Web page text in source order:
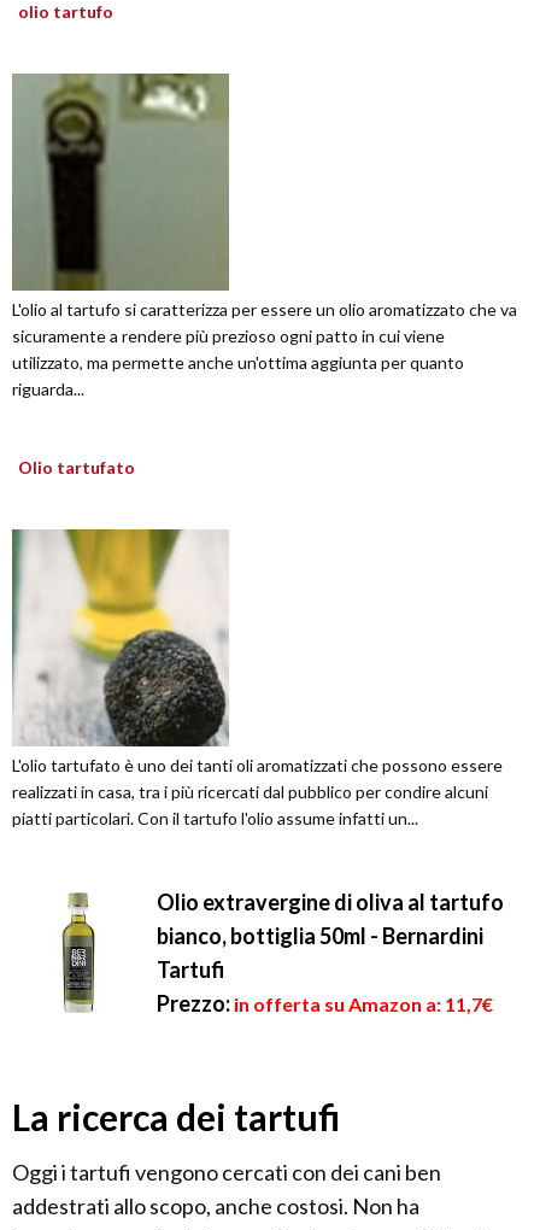
olio tartufo
L'olio al tartufo si caratterizza per essere un olio aromatizzato che va
sicuramente a rendere più prezioso ogni patto in cui viene
utilizzato, ma permette anche un'ottima aggiunta per quanto
riguarda...
Olio tartufato
L'olio tartufato è uno dei tanti oli aromatizzati che possono essere
realizzati in casa, tra i più ricercati dal pubblico per condire alcuni
piatti particolari. Con il tartufo l'olio assume infatti un...
Olio extravergine di oliva al tartufo
bianco, bottiglia 50ml - Bernardini
Tartufi
Prezzo: in offerta su Amazon a: 11,7€
La ricerca dei tartufi
Oggi i tartufi vengono cercati con dei cani ben
addestrati allo scopo, anche costosi. Non ha